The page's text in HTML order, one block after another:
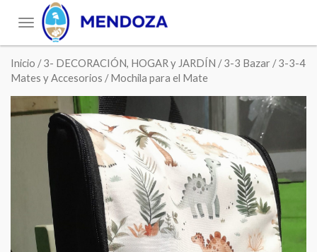
Toggle
navigation
Inicio /3- DECORACIÓN, HOGAR y JARDÍN /3-3 Bazar /3-3-4
Mates y Accesorios / Mochila para el Mate